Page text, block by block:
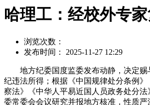
哈理工：经校外专
浏览次数：
发布时间： 2025-11-27 12:29
地方纪委国度监委发布动静，决定赐
纪违法所得；根据《中国规律处分条例
察法》《中华人平易近国人员政务处分
委常委会会议研究并报地方核准，性质